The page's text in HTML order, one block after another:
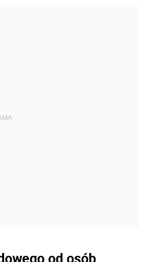
od osób